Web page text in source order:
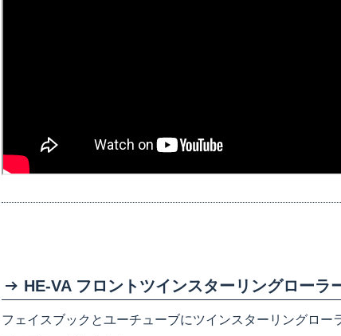
HE-VA フロントツインスターリングローラ
フェイスブックとユーチューブにツインスターリングロー